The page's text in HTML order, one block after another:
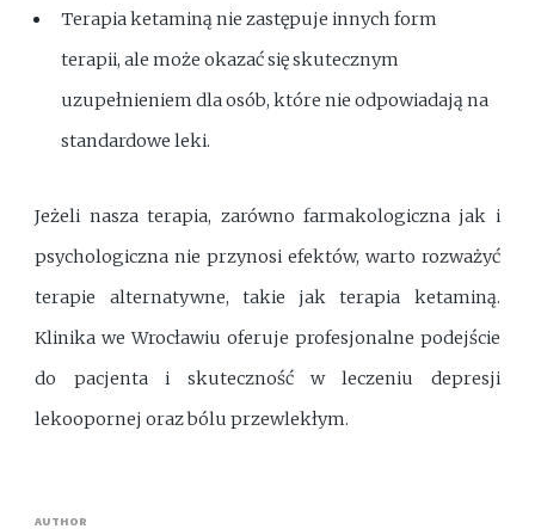
Terapia ketaminą nie zastępuje innych form
terapii, ale może okazać się skutecznym
uzupełnieniem dla osób, które nie odpowiadają na
standardowe leki.
Jeżeli nasza terapia, zarówno farmakologiczna jak i
psychologiczna nie przynosi efektów, warto rozważyć
terapie alternatywne, takie jak terapia ketaminą.
Klinika we Wrocławiu oferuje profesjonalne podejście
do pacjenta i skuteczność w leczeniu depresji
lekoopornej oraz bólu przewlekłym.
AUTHOR